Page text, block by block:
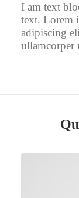
I am text
text. Lorem
adipiscing
ullamcorper